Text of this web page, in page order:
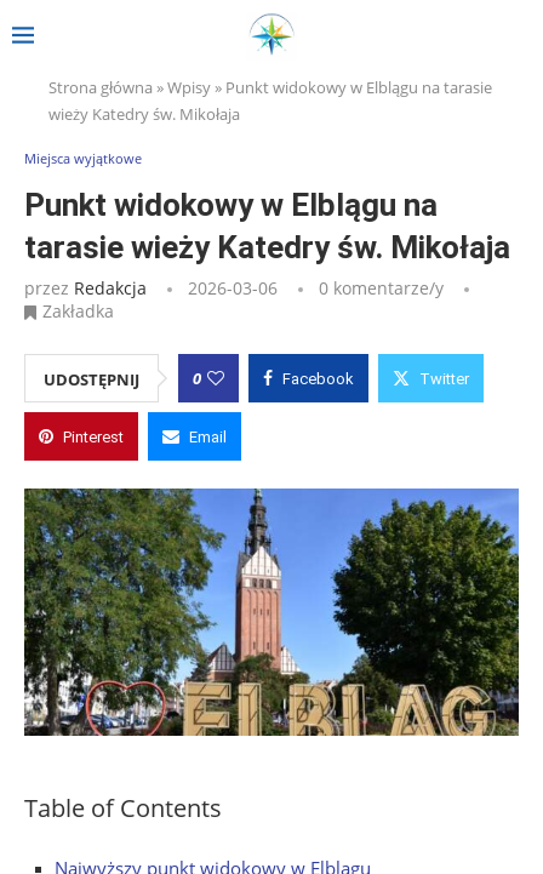
Strona główna »Wpisy» Punkt widokowy w Elblągu na tarasie
wieży Katedry św. Mikołaja
Miejsca wyjątkowe
Punkt widokowy w Elblągu na
tarasie wieży Katedry św. Mikołaja
przez Redakcja 2026-03-06
0 komentarze/y
Zakładka
UDOSTĘPNIJ 0 Facebook Twitter
Pinterest Email
Table of Contents
Najwyższy punkt widokowy w Elblągu